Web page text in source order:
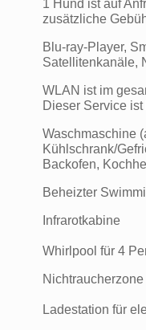
1 Hund ist auf
zusätzliche
Blu-ray-Player,
Satellitenkanäle,
WLAN ist im
Dieser Service ist
Waschmaschine
Kühlschrank/
Backofen,
Beheizter
Infrarotkabine
Whirlpool für 4
Ladestation für